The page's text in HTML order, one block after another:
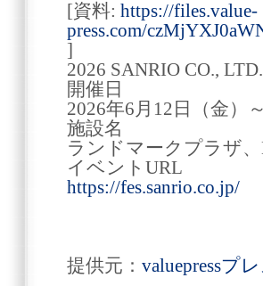
[資料: https://files.value-
press.com/
]
2026 SANRIO CO.,
開催日
2026年6月12日（金）
施設名
ランドマークプラザ
イベントURL
https://fes.sanrio.co.jp/
提供元： valuepressプ